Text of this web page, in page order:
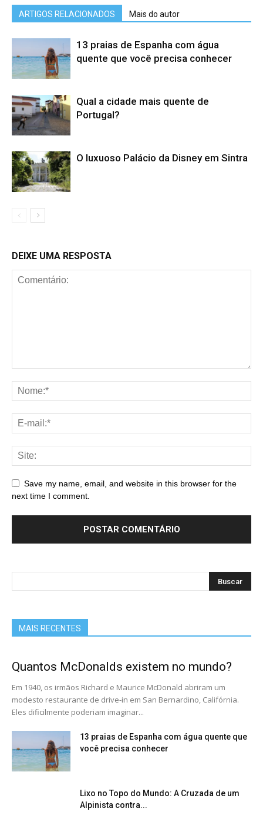
ARTIGOS RELACIONADOS Mais do autor
13 praias de Espanha com água
quente que você precisa conhecer
Qual a cidade mais quente de
Portugal?
O luxuoso Palácio da Disney em Sintra
DEIXE UMA RESPOSTA
Save my name, email, and website in this browser for the
next time I comment.
MAIS RECENTES
Quantos McDonalds existem no mundo?
Em 1940, os irmãos Richard e Maurice McDonald abriram um
modesto restaurante de drive-in em San Bernardino, Califórnia.
Eles dificilmente poderiam imaginar...
13 praias de Espanha com água quente que
você precisa conhecer
Lixo no Topo do Mundo: A Cruzada de um
Alpinista contra...